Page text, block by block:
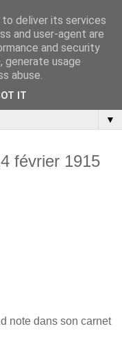
▼
février 1915
note dans son carnet
deliver its services
and user-agent are
and security
generate usage
abuse.
IT